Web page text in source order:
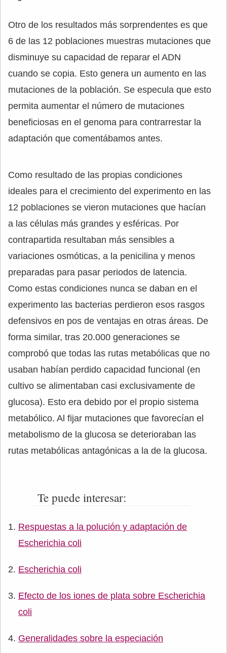
Otro de los resultados más sorprendentes es que
6 de las 12 poblaciones muestras mutaciones que
disminuye su capacidad de reparar el ADN
cuando se copia. Esto genera un aumento en las
mutaciones de la población. Se especula que esto
permita aumentar el número de mutaciones
beneficiosas en el genoma para contrarrestar la
adaptación que comentábamos antes.
Como resultado de las propias condiciones
ideales para el crecimiento del experimento en las
12 poblaciones se vieron mutaciones que hacían
a las células más grandes y esféricas. Por
contrapartida resultaban más sensibles a
variaciones osmóticas, a la penicilina y menos
preparadas para pasar periodos de latencia.
Como estas condiciones nunca se daban en el
experimento las bacterias perdieron esos rasgos
defensivos en pos de ventajas en otras áreas. De
forma similar, tras 20.000 generaciones se
comprobó que todas las rutas metabólicas que no
usaban habían perdido capacidad funcional (en
cultivo se alimentaban casi exclusivamente de
glucosa). Esto era debido por el propio sistema
metabólico. Al fijar mutaciones que favorecían el
metabolismo de la glucosa se deterioraban las
rutas metabólicas antagónicas a la de la glucosa.
Te puede interesar:
Respuestas a la polución y adaptación de
Escherichia coli
Escherichia coli
Efecto de los iones de plata sobre Escherichia
coli
Generalidades sobre la especiación